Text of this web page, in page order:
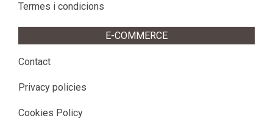
Termes i condicions
E-COMMERCE
Contact
Privacy policies
Cookies Policy